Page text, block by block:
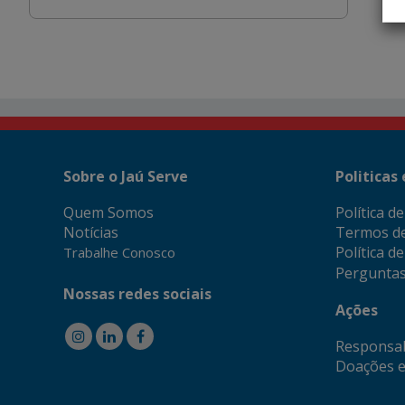
Sobre o Jaú Serve
Quem Somos
Notícias
Trabalhe Conosco
Nossas redes sociais
Politicas
Política
Termos
Política
Ações
Doações